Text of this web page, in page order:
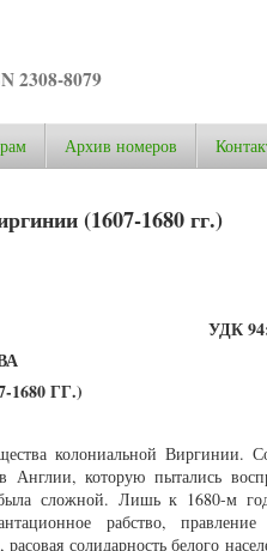
2308-8079
Архив номеров
(1607-1680 гг.)
УДК
ГГ.)
колониальной Виргинии.
которую пытались
сложной. Лишь к 1680-м
рабство, правление
солидарность белого